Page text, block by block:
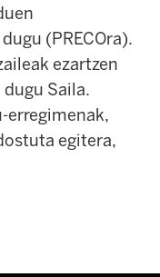
(PRECOra).
ezartzen
Saila.
erregimenak,
egitera,